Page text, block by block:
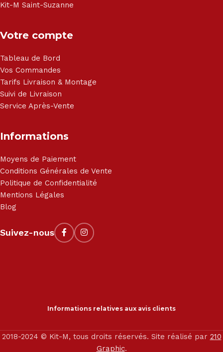
Kit-M Saint-Suzanne
Votre compte
Tableau de Bord
Vos Commandes
Tarifs Livraison & Montage
Suivi de Livraison
Service Après-Vente
Informations
Moyens de Paiement
Conditions Générales de Vente
Politique de Confidentialité
Mentions Légales
Blog
Suivez-nous
Informations relatives aux avis clients
2018-2024 © Kit-M, tous droits réservés. Site réalisé par 210
Graphic.